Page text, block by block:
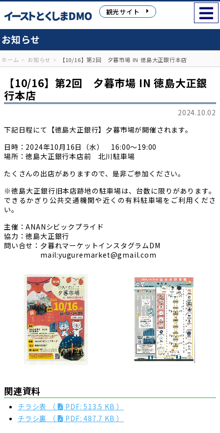
観光サイト
お知らせ
ホーム お知らせ 【10/16】第2回 夕暮市場 IN 徳島大正銀行本店
【10/16】第2回 夕暮市場 IN 徳島大正銀
行本店
2024.10.02
下記日程にて【徳島大正銀行】夕暮市場が開催されます。
日時：2024年10月16日（水） 16:00～19:00
場所：徳島大正銀行本店前 北川駐車場
たくさんの出店がありますので、是非ご参加ください。
※徳島大正銀行旧本店跡地の駐車場は、台数に限りがあります。
できるかぎり公共交通機関や近くの有料駐車場をご利用くださ
い。
主催：ANANシビックプライド
協力：徳島大正銀行
問い合せ：夕暮れマーケットインスタグラムDM
mail:yuguremarket@gmail.com
関連資料
チラシ表 （
PDF: 513.5 KB ）
チラシ裏 （
PDF: 487.7 KB ）